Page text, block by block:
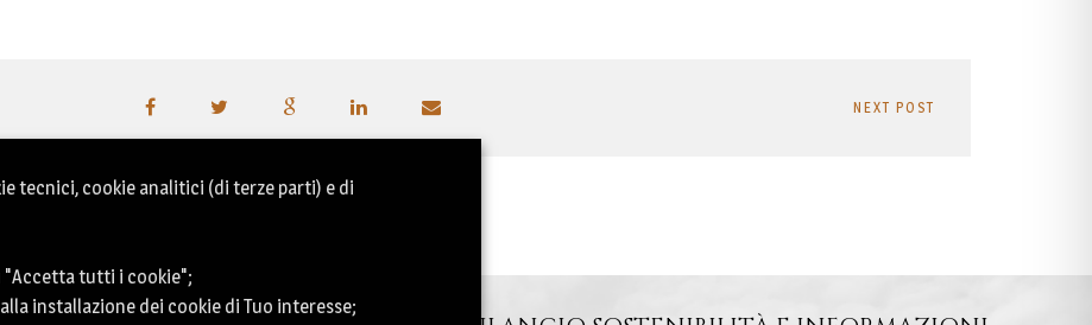
NEXT POST
tecnici, cookie analitici (di terze parti) e di
"Accetta tutti i cookie";
installazione dei cookie di Tuo interesse;